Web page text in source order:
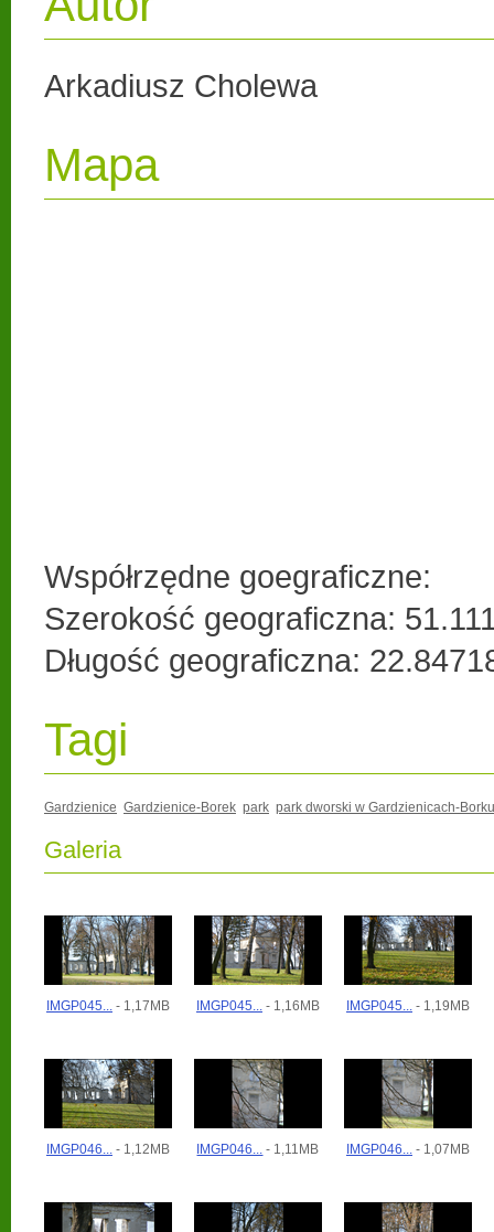
Arkadiusz Cholewa
Mapa
Współrzędne goegraficzne:
Szerokość geograficzna:
Długość geograficzna:
Tagi
Gardzienice Gardzienice-Borek park park dworski w Gardzienicach-Borku
Galeria
IMGP045... - 1,17MB IMGP045... - 1,16MB IMGP045... - 1,19MB
IMGP046... - 1,12MB IMGP046... - 1,11MB IMGP046... - 1,07MB